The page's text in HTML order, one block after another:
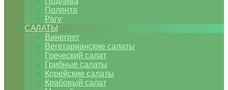
Полента
Рагу
САЛАТЫ
Винегрет
Вегетарианские салаты
Греческий салат
Грибные салаты
Корейские салаты
Крабовый салат